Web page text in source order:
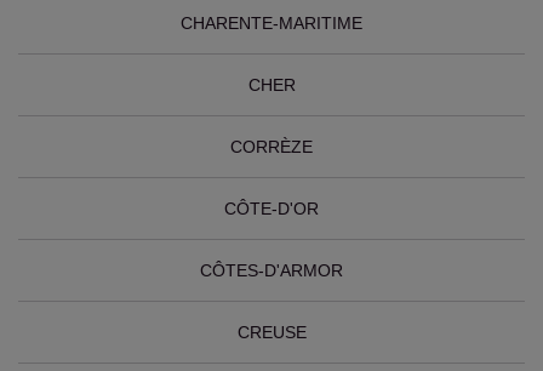
CHARENTE-MARITIME
CHER
CORRÈZE
CÔTE-D'OR
CÔTES-D'ARMOR
CREUSE